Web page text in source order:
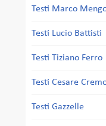
Testi Marco
Testi Lucio Battisti
Testi Tiziano Ferro
Testi Cesare
Testi Gazzelle